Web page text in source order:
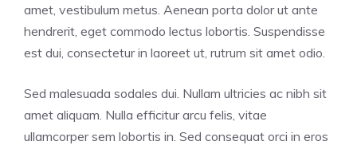
amet, vestibulum metus. Aenean porta dolor ut ante
hendrerit, eget commodo lectus lobortis. Suspendisse
est dui, consectetur in laoreet ut, rutrum sit amet odio.
Sed malesuada sodales dui. Nullam ultricies ac nibh sit
amet aliquam. Nulla efficitur arcu felis, vitae
ullamcorper sem lobortis in. Sed consequat orci in eros